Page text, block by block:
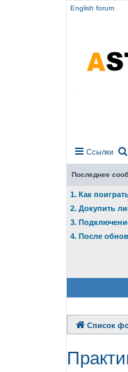
English forum
Ссылки
Последнее
1. Как
2. Докупить
3.
4. После
Список